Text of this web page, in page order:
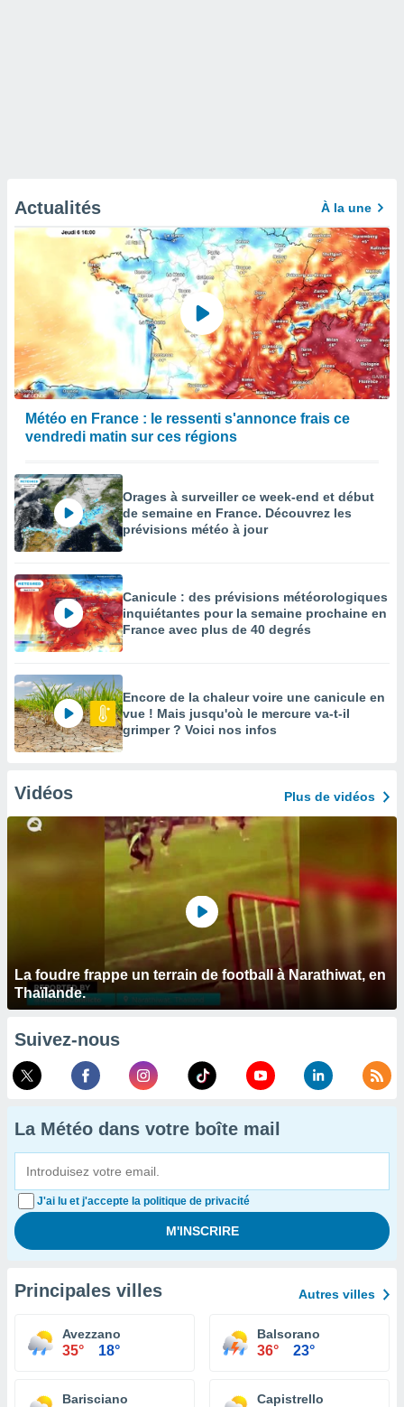
Actualités À la une
Météo en France : le ressenti s'annonce frais ce
vendredi matin sur ces régions
Orages à surveiller ce week-end et début
de semaine en France. Découvrez les
prévisions météo à jour
Canicule : des prévisions météorologiques
inquiétantes pour la semaine prochaine en
France avec plus de 40 degrés
Encore de la chaleur voire une canicule en
vue ! Mais jusqu'où le mercure va-t-il
grimper ? Voici nos infos
Vidéos Plus de vidéos
La foudre frappe un terrain de football à Narathiwat, en
Thaïlande.
Suivez-nous
La Météo dans votre boîte mail
J'ai lu et j'accepte la politique de privacité
Principales villes Autres villes
Avezzano
35° 18°
Balsorano
36° 23°
Barisciano Capistrello